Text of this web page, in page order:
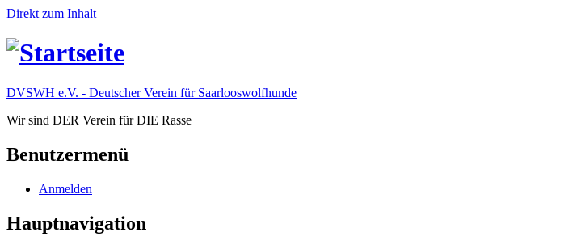
Direkt zum Inhalt
DVSWH e.V. - Deutscher Verein für Saarlooswolfhunde
Wir sind DER Verein für DIE Rasse
Benutzermenü
Anmelden
Hauptnavigation